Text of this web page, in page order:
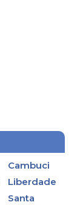
Cambuci
Liberdade
Santa